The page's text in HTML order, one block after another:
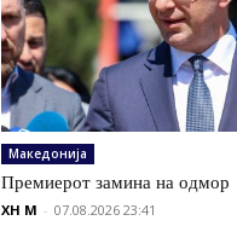
Македонија
Премиерот замина на одмор
XH M - 07.08.2026 23:41